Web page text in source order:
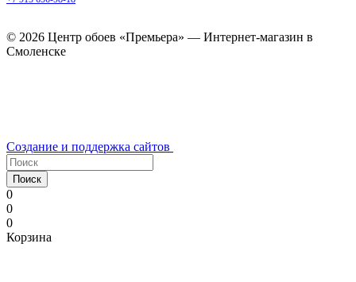
© 2026 Центр обоев «Премьера» — Интернет-магазин в
Смоленске
Создание и поддержка сайтов
Поиск
0
0
0
Корзина